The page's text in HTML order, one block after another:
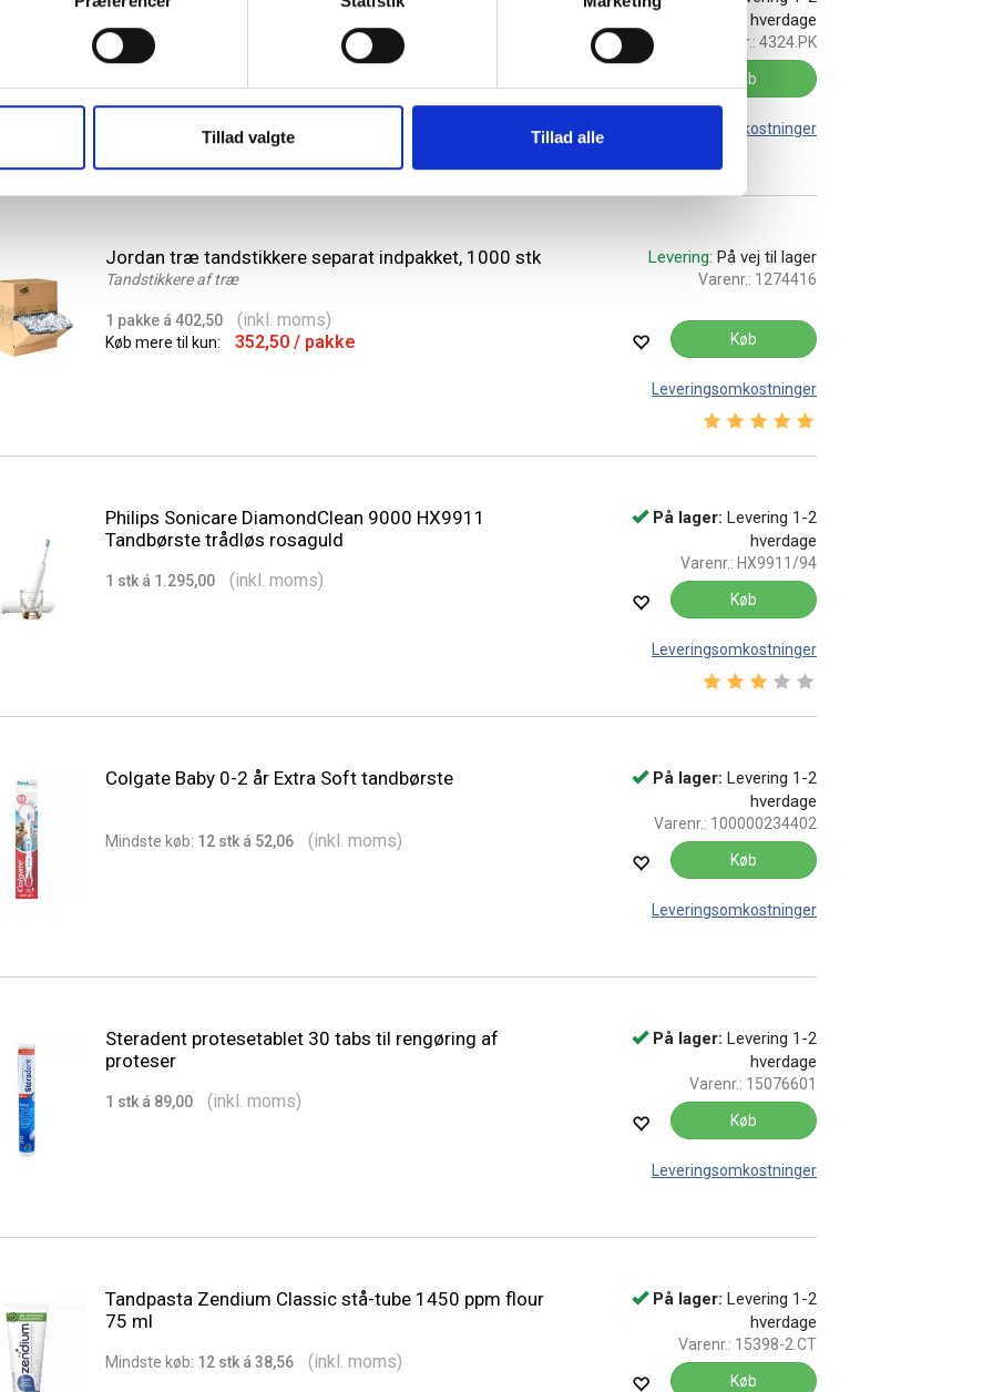
Tillad valgte Tillad alle
1 pakke á 231,13
hverdage
Varenr.: 4324.PK
Køb
Leveringsomkostninger
Jordan træ tandstikkere separat indpakket, 1000 stk
Tandstikkere af træ
1 pakke á 402,50 (inkl. moms)
Levering: På vej til lager
Varenr.: 1274416
Køb mere til kun: 352,50 / pakke Køb
Leveringsomkostninger
Vurdering:
Philips Sonicare DiamondClean 9000 HX9911
Tandbørste trådløs rosaguld
1 stk á 1.295,00 (inkl. moms)
På lager: Levering 1-2
hverdage
Varenr.: HX9911/94
Køb
Leveringsomkostninger
Vurdering:
Colgate Baby 0-2 år Extra Soft tandbørste
Mindste køb: 12 stk á 52,06 (inkl. moms)
På lager: Levering 1-2
hverdage
Varenr.: 100000234402
Køb
Leveringsomkostninger
Steradent protesetablet 30 tabs til rengøring af
proteser
1 stk á 89,00 (inkl. moms)
På lager: Levering 1-2
hverdage
Varenr.: 15076601
Køb
Leveringsomkostninger
Tandpasta Zendium Classic stå-tube 1450 ppm flour
75 ml
Mindste køb: 12 stk á 38,56 (inkl. moms)
På lager: Levering 1-2
hverdage
Varenr.: 15398-2.CT
Køb